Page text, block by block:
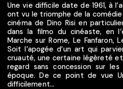
Une vie difficile date de 1961, à
ont vu le triomphe de la
cinéma de Dino Risi en
dans la filmo du cinéaste, en
Marche sur Rome, Le Fanfaron,
Soit l’apogée d’un art qui
cruauté, une certaine légèreté
regard sans concession sur
époque. De ce point de vue
difficilement...